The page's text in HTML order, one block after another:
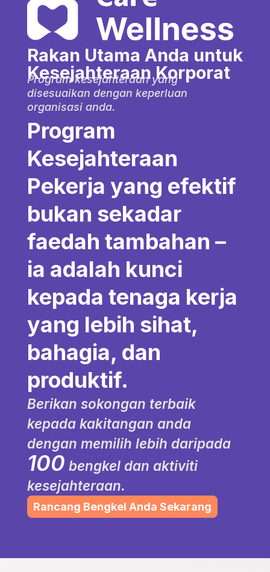
Rakan Utama Anda untuk
Kesejahteraan Korporat
Program kesejahteraan yang
disesuaikan dengan keperluan
organisasi anda.
Program
Kesejahteraan
Pekerja yang efektif
bukan sekadar
faedah tambahan –
ia adalah kunci
kepada tenaga kerja
yang lebih sihat,
bahagia, dan
produktif.
Berikan sokongan terbaik
kepada kakitangan anda
dengan memilih lebih daripada
100 bengkel dan aktiviti
kesejahteraan.
Rancang Bengkel Anda Sekarang